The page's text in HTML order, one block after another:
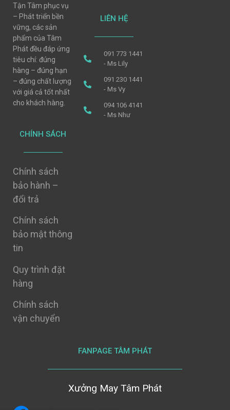
Tận Tâm phục vụ
– Phát triển bền
vững, các sản
phẩm của Tâm
Phát đều đáp ứng
tiêu chí: đúng
hàng – đúng hạn
– đúng chất lượng
với giá cả tốt nhất
cho khách hàng.
CHÍNH SÁCH
Chính sách
bảo hành –
đổi trả
Chính sách
bảo mật thông
tin
Quy trình đặt
hàng
Chính sách
vận chuyển
LIÊN HỆ
091 773 1441
- Ms Lily
091 230 1441
- Ms Vy
094 106 4141
- Ms Như
FANPAGE TÂM PHÁT
Xưởng May Tâm Phát